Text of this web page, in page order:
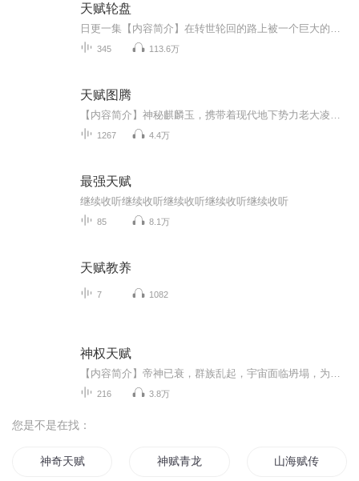
天赋轮盘
345 113.6万
天赋图腾
1267 4.4万
最强天赋
继续收听继续收听继续收听继续收听继续收听
85 8.1万
天赋教养
7 1082
神权天赋
216 3.8万
您是不是在找：
神奇天赋 神赋青龙 山海赋传